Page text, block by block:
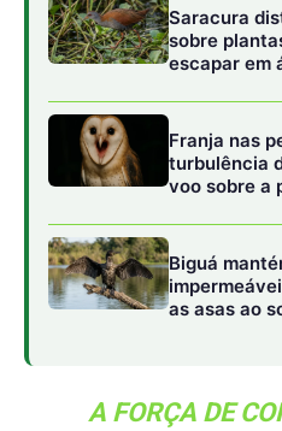
A FORÇA DE
CONTRÁRIO
OSSOS DA
ESMAGAMENTO
FORÇA DE
POR SEUS ANÉIS
MEDIDA E
ATIVIDADE DO